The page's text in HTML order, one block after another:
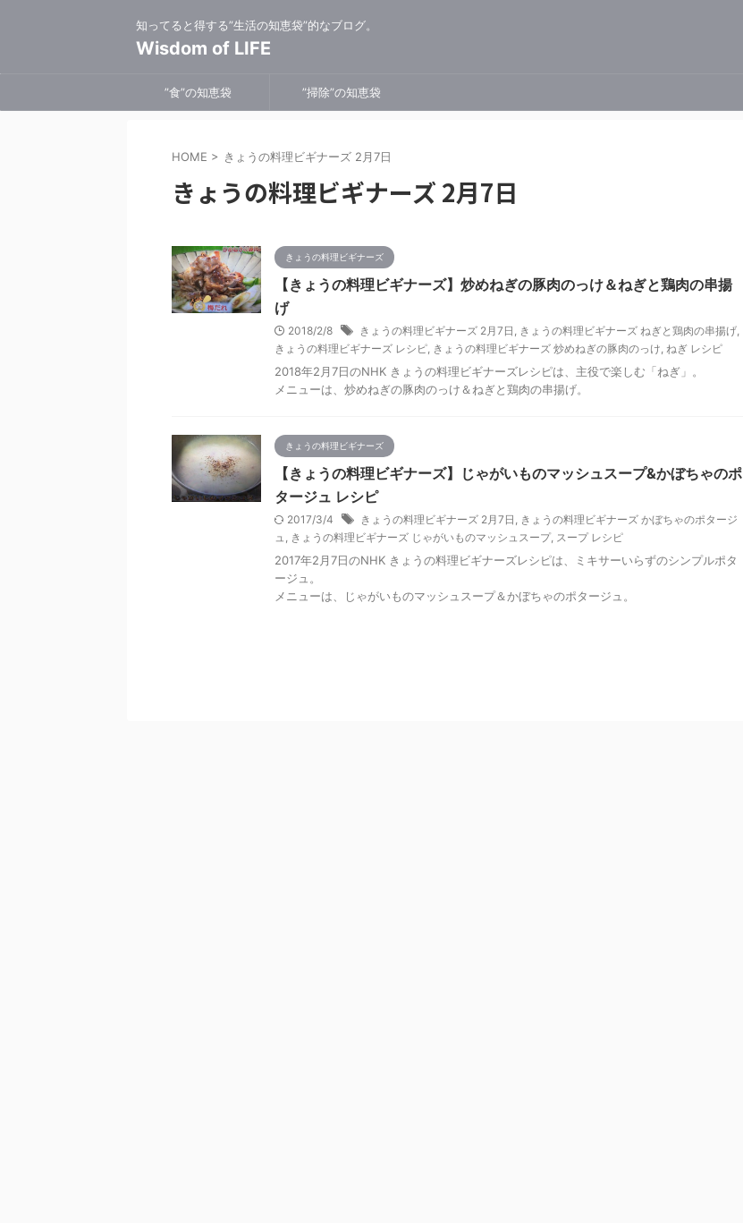
知ってると得する”生活の知恵袋”的なブログ。
Wisdom of LIFE
”食”の知恵袋 ”掃除”の知恵袋
HOME > きょうの料理ビギナーズ 2月7日
きょうの料理ビギナーズ 2月7日
きょうの料理ビギナーズ
【きょうの料理ビギナーズ】炒めねぎの豚肉のっけ＆ねぎと鶏肉の串揚
げ
2018/2/8 きょうの料理ビギナーズ 2月7日 , きょうの料理ビギナーズ ねぎと鶏肉の串揚げ,
きょうの料理ビギナーズ レシピ, きょうの料理ビギナーズ 炒めねぎの豚肉のっけ, ねぎ レシピ
2018年2月7日のNHK きょうの料理ビギナーズレシピは、主役で楽しむ「ねぎ」。
メニューは、炒めねぎの豚肉のっけ＆ねぎと鶏肉の串揚げ。
きょうの料理ビギナーズ
【きょうの料理ビギナーズ】じゃがいものマッシュスープ&かぼちゃのポ
タージュ レシピ
2017/3/4 きょうの料理ビギナーズ 2月7日 , きょうの料理ビギナーズ かぼちゃのポタージ
ュ , きょうの料理ビギナーズ じゃがいものマッシュスープ, スープ レシピ
2017年2月7日のNHK きょうの料理ビギナーズレシピは、ミキサーいらずのシンプルポタ
ージュ。
メニューは、じゃがいものマッシュスープ＆かぼちゃのポタージュ。